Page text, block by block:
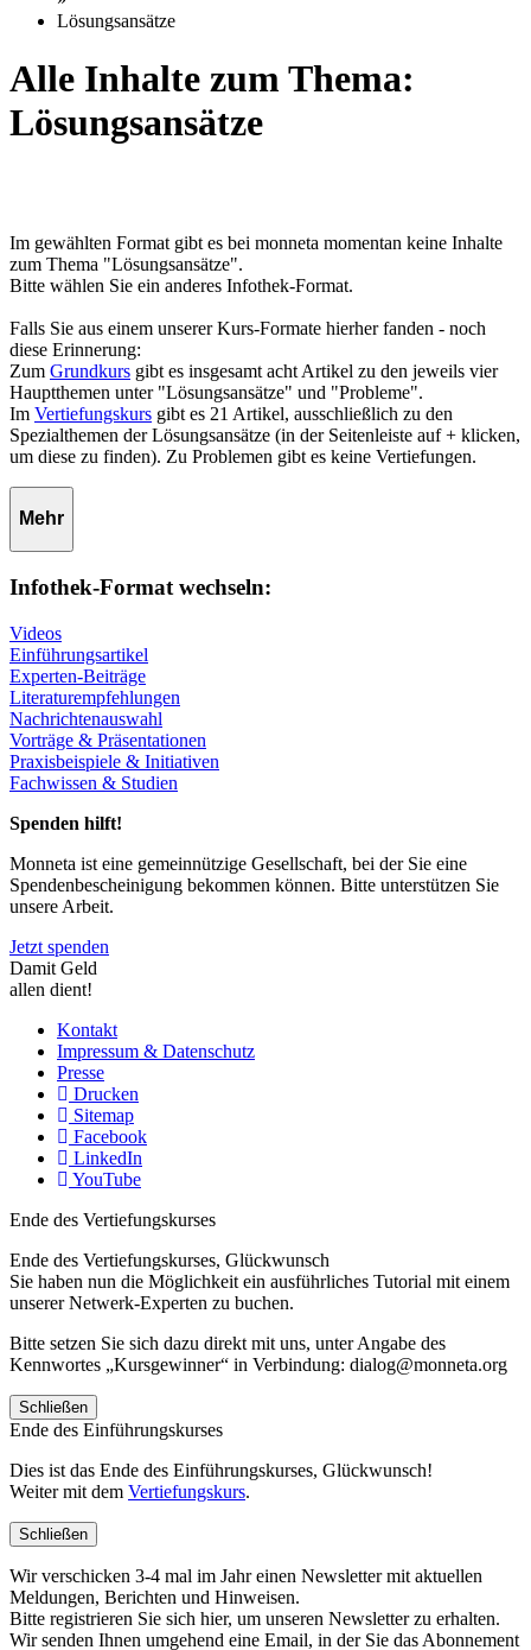
Lösungsansätze
Alle Inhalte zum Thema:
Lösungsansätze
Im gewählten Format gibt es bei monneta momentan keine Inhalte
zum Thema "Lösungsansätze".
Bitte wählen Sie ein anderes Infothek-Format.
Falls Sie aus einem unserer Kurs-Formate hierher fanden - noch
diese Erinnerung:
Zum Grundkurs gibt es insgesamt acht Artikel zu den jeweils vier
Hauptthemen unter "Lösungsansätze" und "Probleme".
Im Vertiefungskurs gibt es 21 Artikel, ausschließlich zu den
Spezialthemen der Lösungsansätze (in der Seitenleiste auf + klicken,
um diese zu finden). Zu Problemen gibt es keine Vertiefungen.
Mehr
Infothek-Format wechseln:
Videos
Einführungsartikel
Experten-Beiträge
Literaturempfehlungen
Nachrichtenauswahl
Vorträge & Präsentationen
Praxisbeispiele & Initiativen
Fachwissen & Studien
Spenden hilft!
Monneta ist eine gemeinnützige Gesellschaft, bei der Sie eine
Spendenbescheinigung bekommen können. Bitte unterstützen Sie
unsere Arbeit.
Jetzt spenden
Damit Geld
allen dient!
Kontakt
Impressum & Datenschutz
Presse
Drucken
Sitemap
Facebook
LinkedIn
YouTube
Ende des Vertiefungskurses
Ende des Vertiefungskurses, Glückwunsch
Sie haben nun die Möglichkeit ein ausführliches Tutorial mit einem
unserer Netwerk-Experten zu buchen.
Bitte setzen Sie sich dazu direkt mit uns, unter Angabe des
Kennwortes „Kursgewinner“ in Verbindung: dialog@monneta.org
Schließen
Ende des Einführungskurses
Dies ist das Ende des Einführungskurses, Glückwunsch!
Weiter mit dem Vertiefungskurs.
Schließen
Wir verschicken 3-4 mal im Jahr einen Newsletter mit aktuellen
Meldungen, Berichten und Hinweisen.
Bitte registrieren Sie sich hier, um unseren Newsletter zu erhalten.
Wir senden Ihnen umgehend eine Email, in der Sie das Abonnement